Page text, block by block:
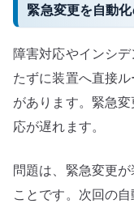
緊急変更を自動
障害対応やインシ
たずに装置へ直接
があります。緊急
応が遅れます。
問題は、緊急変更
ことです。次回の